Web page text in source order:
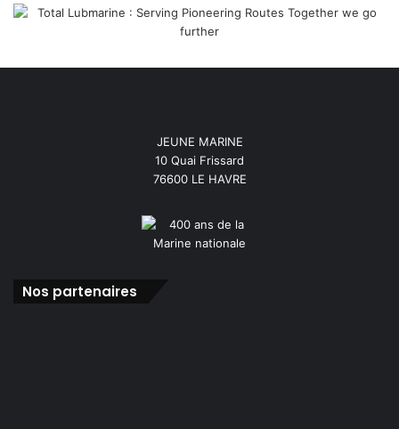
JEUNE MARINE
10 Quai Frissard
76600 LE HAVRE
Nos partenaires